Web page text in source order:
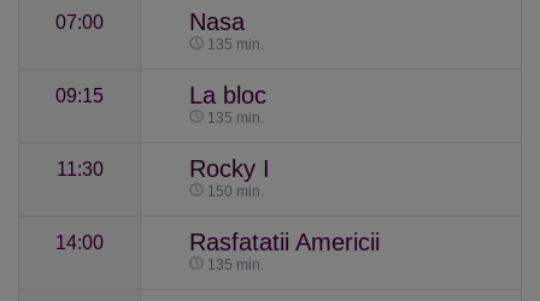
07:00 Nasa
135 min.
09:15 La bloc
135 min.
11:30 Rocky I
150 min.
14:00 Rasfatatii Americii
135 min.